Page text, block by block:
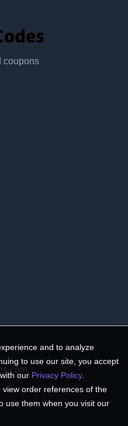
coupons
and to analyze
to use our site, you accept
our Privacy Policy.
order references of the
use them when you visit our